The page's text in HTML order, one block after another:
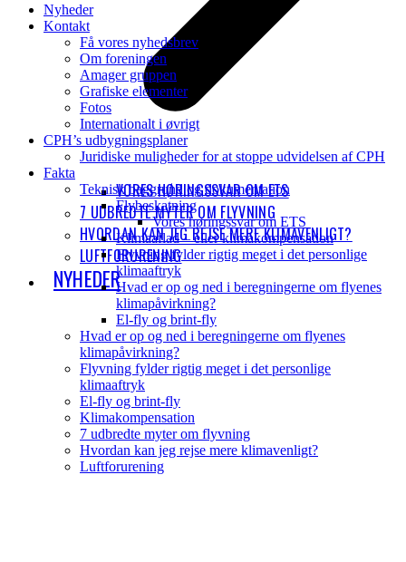
VORES HØRINGSSVAR OM ETS
7 UDBREDTE MYTER OM FLYVNING
HVORDAN KAN JEG REJSE MERE KLIMAVENLIGT?
LUFTFORURENING
NYHEDER
Nyheder
Kontakt
Få vores nyhedsbrev
Om foreningen
Amager gruppen
Grafiske elementer
Fotos
Internationalt i øvrigt
CPH’s udbygningsplaner
Juridiske muligheder for at stoppe udvidelsen af CPH
Fakta
Teknisk baggrund og dokumentation
Flybeskatning
Vores høringssvar om ETS
Klimaaflad – eller klimakompensation
Flyvning fylder rigtig meget i det personlige
klimaaftryk
Hvad er op og ned i beregningerne om flyenes
klimapåvirkning?
El-fly og brint-fly
Hvad er op og ned i beregningerne om flyenes
klimapåvirkning?
Flyvning fylder rigtig meget i det personlige
klimaaftryk
El-fly og brint-fly
Klimakompensation
7 udbredte myter om flyvning
Hvordan kan jeg rejse mere klimavenligt?
Luftforurening